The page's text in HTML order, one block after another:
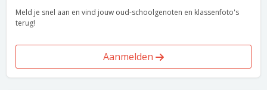
Meld je snel aan en vind jouw oud-schoolgenoten en klassenfoto's
terug!
Aanmelden